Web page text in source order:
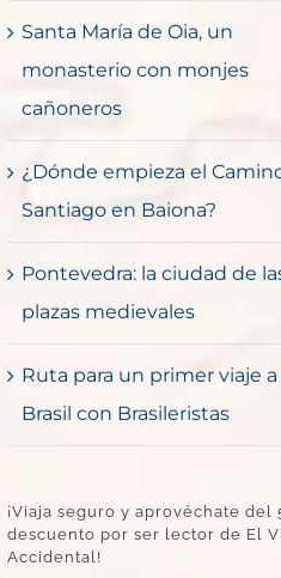
Santa María de Oia, un
monasterio con monjes
cañoneros
¿Dónde empieza el
Santiago en Baiona?
Pontevedra: la ciudad de
plazas medievales
Ruta para un primer viaje a
Brasil con Brasileristas
¡Viaja seguro y aprovéchate del
descuento por ser lector de El
Accidental!